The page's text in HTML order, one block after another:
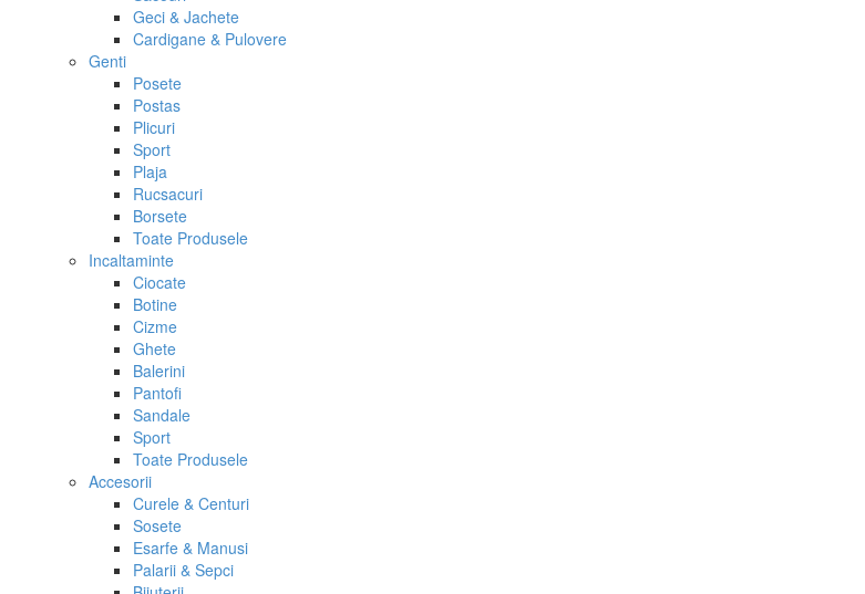
Geci & Jachete
Cardigane & Pulovere
Genti
Posete
Postas
Plicuri
Sport
Plaja
Rucsacuri
Borsete
Toate Produsele
Incaltaminte
Ciocate
Botine
Cizme
Ghete
Balerini
Pantofi
Sandale
Sport
Toate Produsele
Accesorii
Curele & Centuri
Sosete
Esarfe & Manusi
Palarii & Sepci